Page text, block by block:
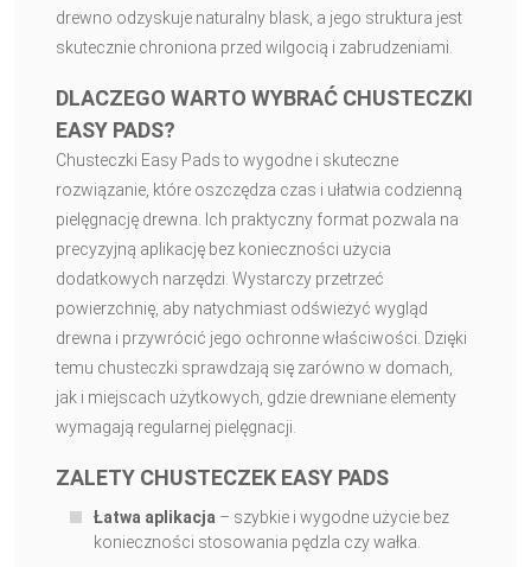
drewno odzyskuje naturalny blask, a jego struktura jest
skutecznie chroniona przed wilgocią i zabrudzeniami.
DLACZEGO WARTO WYBRAĆ CHUSTECZKI
EASY PADS?
Chusteczki Easy Pads to wygodne i skuteczne
rozwiązanie, które oszczędza czas i ułatwia codzienną
pielęgnację drewna. Ich praktyczny format pozwala na
precyzyjną aplikację bez konieczności użycia
dodatkowych narzędzi. Wystarczy przetrzeć
powierzchnię, aby natychmiast odświeżyć wygląd
drewna i przywrócić jego ochronne właściwości. Dzięki
temu chusteczki sprawdzają się zarówno w domach,
jak i miejscach użytkowych, gdzie drewniane elementy
wymagają regularnej pielęgnacji.
ZALETY CHUSTECZEK EASY PADS
Łatwa aplikacja – szybkie i wygodne użycie bez
konieczności stosowania pędzla czy wałka.